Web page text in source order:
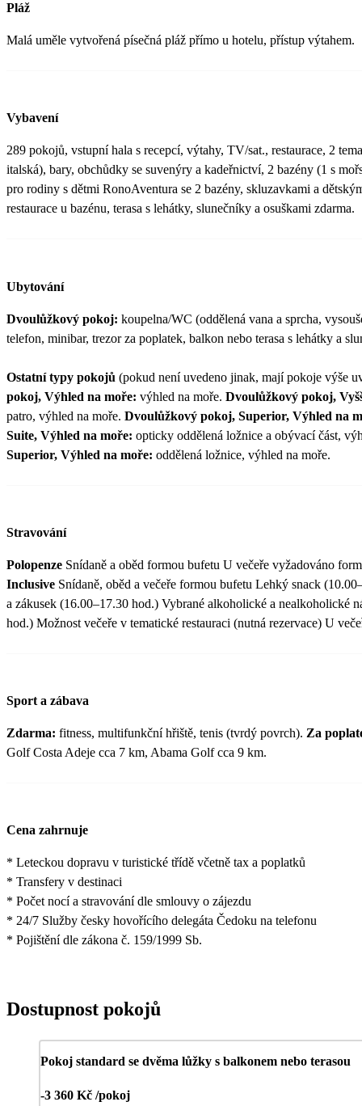
Pláž
Malá uměle vytvořená písečná pláž přímo u hotelu, přístup výtahem.
Vybavení
289 pokojů, vstupní hala s recepcí, výtahy, TV/sat., restaurace, 2
italská), bary, obchůdky se suvenýry a kadeřnictví, 2 bazény (1 s
pro rodiny s dětmi RonoAventura se 2 bazény, skluzavkami a
restaurace u bazénu, terasa s lehátky, slunečníky a osuškami zdarma.
Ubytování
Dvoulůžkový pokoj: koupelna/WC (oddělená vana a sprcha,
telefon, minibar, trezor za poplatek, balkon nebo terasa s lehátky a
Ostatní typy pokojů (pokud není uvedeno jinak, mají pokoje výše
pokoj, Výhled na moře: výhled na moře. Dvoulůžkový pokoj,
patro, výhled na moře. Dvoulůžkový pokoj, Superior, Výhled na
Suite, Výhled na moře: opticky oddělená ložnice a obývací část,
Superior, Výhled na moře: oddělená ložnice, výhled na moře.
Stravování
Polopenze Snídaně a oběd formou bufetu U večeře vyžadováno
Inclusive Snídaně, oběd a večeře formou bufetu Lehký snack
a zákusek (16.00–17.30 hod.) Vybrané alkoholické a nealkoholické
hod.) Možnost večeře v tematické restauraci (nutná rezervace) U
Sport a zábava
Zdarma: fitness, multifunkční hřiště, tenis (tvrdý povrch). Za
Golf Costa Adeje cca 7 km, Abama Golf cca 9 km.
Cena zahrnuje
* Leteckou dopravu v turistické třídě včetně tax a poplatků
* Transfery v destinaci
* Počet nocí a stravování dle smlouvy o zájezdu
* 24/7 Služby česky hovořícího delegáta Čedoku na telefonu
* Pojištění dle zákona č. 159/1999 Sb.
Dostupnost pokojů
Pokoj standard se dvěma lůžky s balkonem nebo terasou
-3 360 Kč /pokoj